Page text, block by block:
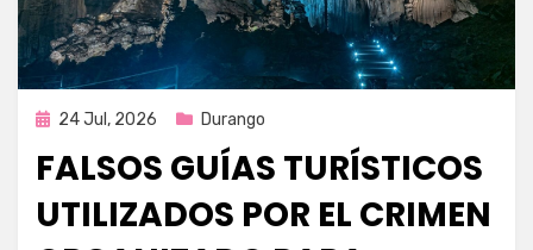
Publicada
24 Jul, 2026 Durango
FALSOS GUÍAS TURÍSTICOS
UTILIZADOS POR EL CRIMEN